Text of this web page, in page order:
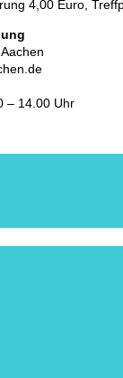
4,00 Euro,
– 14.00 Uhr